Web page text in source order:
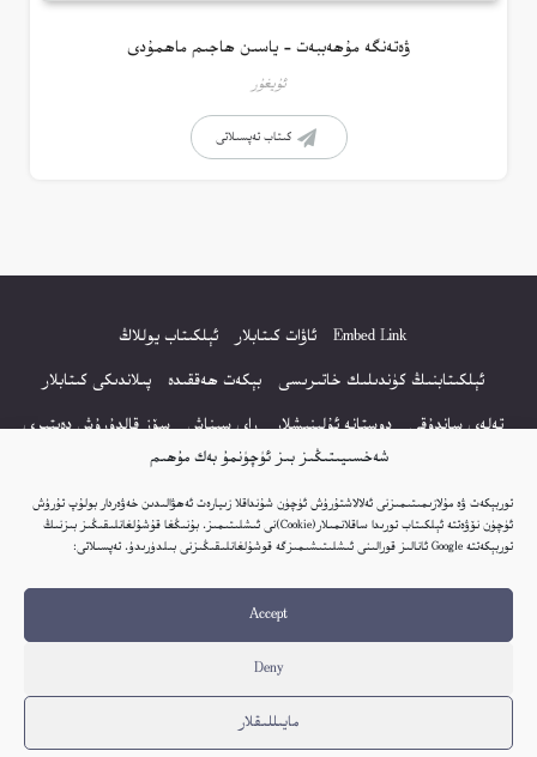
شەخسىيىتىڭىز بىز ئۈچۈنمۇ بەك مۇھىم
توربېكەت ۋە مۇلازىمىتىمىزنى ئەلالاشتۇرۇش ئۈچۈن شۇنداقلا زىيارەت ئەھۋالىدىن خەۋەردار بولۇپ تۇرۇش
ئۈچۈن نۆۋەتتە ئېلكىتاب تورىدا ساقلانمىلار(Cookie)نى ئىشلىتىمىز. بۇنىڭغا قۇشۇلغانلىقىڭىز بىزنىڭ
توربېكەتتە Google ئانالىز قورالىنى ئىشلىتىشىمىزگە قوشۇلغانلىقىڭىزنى بىلدۈرىدۇ. تەپسىلاتى:
Accept
Deny
مايىللىقلار
ۋەتەنگە مۇھەببەت – ياسىن ھاجىم ماھمۇدى
ئۇيغۇر
كىتاب تەپسىلاتى
Embed Link ئاۋات كىتابلار
ئېلكىتاب يوللاڭ
ئېلكىتابنىڭ كۈندىلىك خاتىرىسى
بېكەت ھەققىدە
پىلاندىكى كىتابلار
تەلەي ساندۇقى
دوستانە ئۇلىنىشلار راي سىناش
سۆز قالدۇرۇش دەپتىرى
كۆپ سورالغان سۇئاللار
كىتاب تىزىملىكى
مەخپىيەتلىك باياناتى
نەشىر ھوقۇقى باياناتى
© 2017-2026 تور بېكەتنىڭ بارلىق ھوقۇقى ئېلكىتاب تورى غا مەنسۇپ.
تور بېكەت ھەققىدە تەكلىپ - پىكىر بولسا، تۆۋەندىكى ئېلخەت ئارقىلىق بېكەت